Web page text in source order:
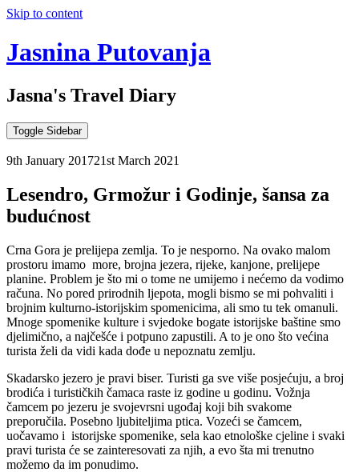
Skip to content
Jasnina Putovanja
Jasna's Travel Diary
Toggle Sidebar
9th January 201721st March 2021
Lesendro, Grmožur i Godinje, šansa za
budućnost
Crna Gora je prelijepa zemlja. To je nesporno. Na ovako malom
prostoru imamo more, brojna jezera, rijeke, kanjone, prelijepe
planine. Problem je što mi o tome ne umijemo i nećemo da vodimo
računa. No pored prirodnih ljepota, mogli bismo se mi pohvaliti i
brojnim kulturno-istorijskim spomenicima, ali smo tu tek omanuli.
Mnoge spomenike kulture i svjedoke bogate istorijske baštine smo
djelimično, a najčešće i potpuno zapustili. A to je ono što većina
turista želi da vidi kada dođe u nepoznatu zemlju.
Skadarsko jezero je pravi biser. Turisti ga sve više posjećuju, a broj
brodića i turističkih čamaca raste iz godine u godinu. Vožnja
čamcem po jezeru je svojevrsni ugođaj koji bih svakome
preporučila. Posebno ljubiteljima ptica. Vozeći se čamcem,
uočavamo i istorijske spomenike, sela kao etnološke cjeline i svaki
pravi turista će se zainteresovati za njih, a evo šta mi trenutno
možemo da im ponudimo.